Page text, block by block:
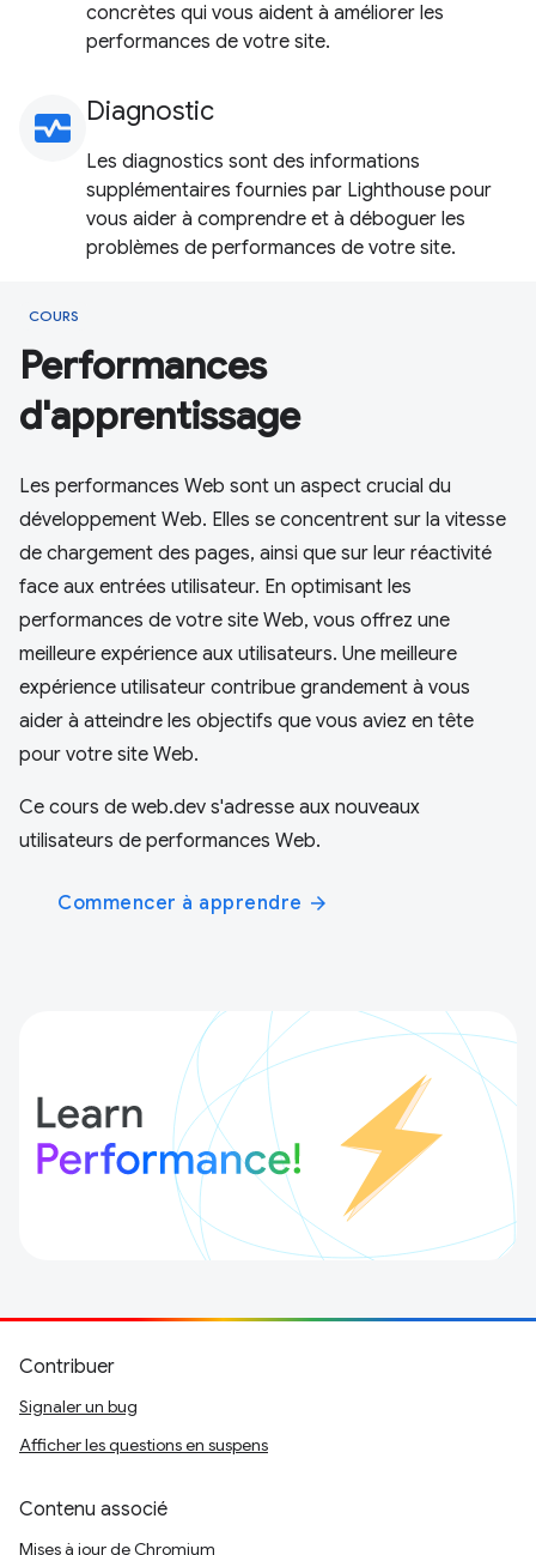
concrètes qui vous aident à améliorer les
performances de votre site.
monitor_heart Diagnostic
Les diagnostics sont des informations
supplémentaires fournies par Lighthouse pour
vous aider à comprendre et à déboguer les
problèmes de performances de votre site.
COURS
Performances
d'apprentissage
Les performances Web sont un aspect crucial du
développement Web. Elles se concentrent sur la vitesse
de chargement des pages, ainsi que sur leur réactivité
face aux entrées utilisateur. En optimisant les
performances de votre site Web, vous offrez une
meilleure expérience aux utilisateurs. Une meilleure
expérience utilisateur contribue grandement à vous
aider à atteindre les objectifs que vous aviez en tête
pour votre site Web.
Ce cours de web.dev s'adresse aux nouveaux
utilisateurs de performances Web.
Commencer à apprendre arrow_forward
Contribuer
Signaler un bug
Afficher les questions en suspens
Contenu associé
Mises à jour de Chromium